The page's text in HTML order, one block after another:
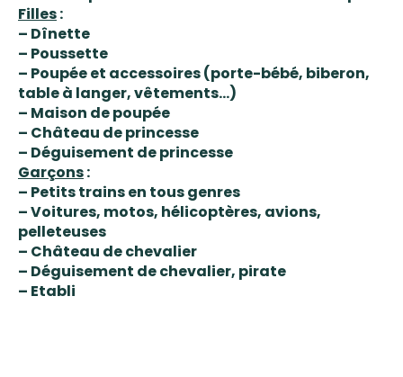
Filles:
– Dînette
– Poussette
– Poupée et accessoires (porte-bébé, biberon,
table à langer, vêtements…)
– Maison de poupée
– Château de princesse
– Déguisement de princesse
Garçons:
– Petits trains en tous genres
– Voitures, motos, hélicoptères, avions,
pelleteuses
– Château de chevalier
– Déguisement de chevalier, pirate
– Etabli